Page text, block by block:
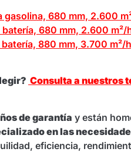
gasolina, 680 mm, 2.600
batería, 680 mm, 2.600
batería, 880 mm, 3.700
Consulta a nuestros
de garantía y están
en las
eficiencia,